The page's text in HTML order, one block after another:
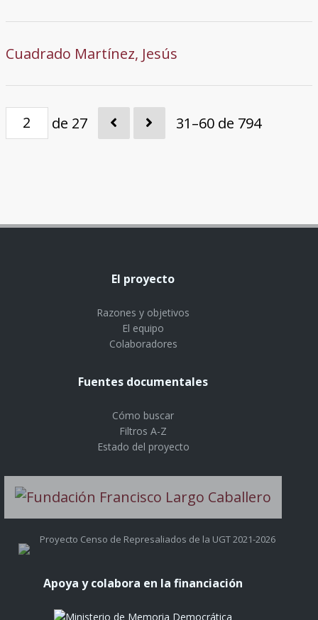
Cuadrado Martínez, Jesús
de 27 31–60 de 794
El proyecto
Razones y objetivos
El equipo
Colaboradores
Fuentes documentales
Cómo buscar
Filtros A-Z
Estado del proyecto
Proyecto Censo de Represaliados de la UGT 2021-2026
Apoya y colabora en la financiación